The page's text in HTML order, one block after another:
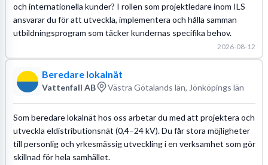
och internationella kunder? I rollen som projektledare inom ILS
ansvarar du för att utveckla, implementera och hålla samman
utbildningsprogram som täcker kundernas specifika behov.
2026-08-12
Beredare lokalnät
Vattenfall AB Västra Götalands län, Jönköpings län
Som beredare lokalnät hos oss arbetar du med att projektera och
utveckla eldistributionsnät (0,4–24 kV). Du får stora möjligheter
till personlig och yrkesmässig utveckling i en verksamhet som gör
skillnad för hela samhället.